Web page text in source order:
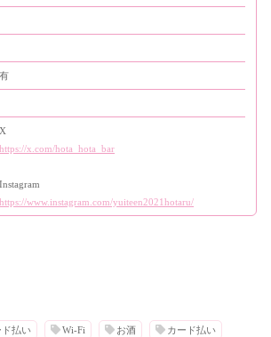
有
X
https://x.com/hota_hota_bar
Instagram
https://www.instagram.com/yuiteen2021hotaru/
ド払い Wi-Fi お酒 カード払い